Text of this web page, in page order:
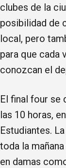
clubes de la
posibilidad de
local, pero
para que cada
conozcan el
El final four se
las 10 horas,
Estudiantes.
toda la
en damas